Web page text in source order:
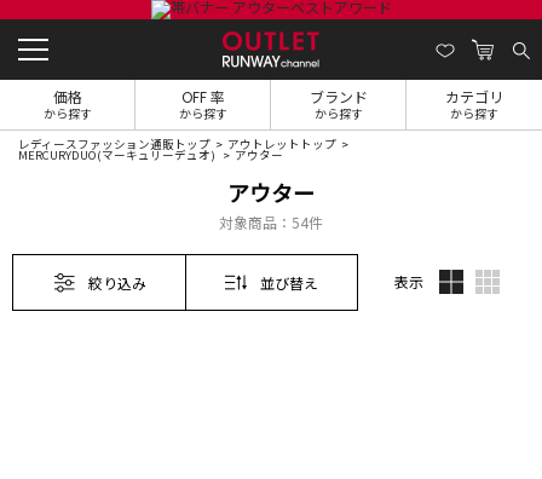
価格
から探す
OFF 率
から探す
ブランド
から探す
カテゴリ
から探す
レディースファッション通販トップ アウトレットトップ
MERCURYDUO(マーキュリーデュオ) アウター
アウター
対象商品： 54件
絞り込み 並び替え 表示